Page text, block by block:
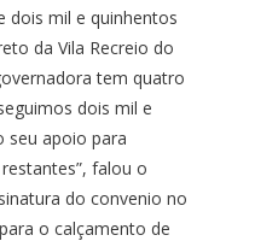
dois mil e quinhentos
da Vila Recreio do
tem quatro
dois mil e
seu apoio para
falou o
do convenio no
o calçamento de